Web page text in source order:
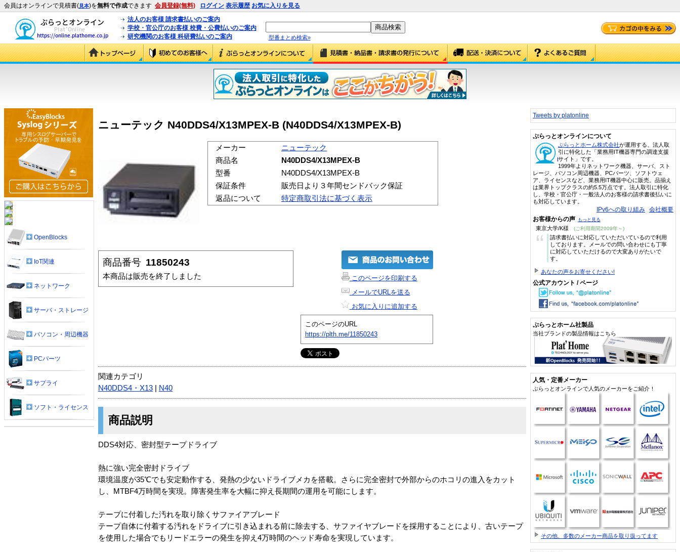
会員はオンラインで見積書(見本)を無料で作成できます 会員登録(無料) ログイン 表示履歴 お気に入りを見る
法人のお客様 請求書払いのご案内
学校・官公庁のお客様 校費・公費払いのご案内
研究機関のお客様 科研費払いのご案内
型番まとめ検索»
ニューテック N40DDS4/X13MPEX-B (N40DDS4/X13MPEX-B)
メーカー
ニューテック
商品名
N40DDS4/X13MPEX-B
型番
N40DDS4/X13MPEX-B
保証条件
販売日より３年間センドバック保証
返品について
特定商取引法に基づく表示
商品番号 11850243
本商品は販売を終了しました
このページを印刷する
メールでURLを送る
お気に入りに追加する
このページのURL
https://plth.me/11850243
関連カテゴリ
N40DDS4・X13
N40
商品説明
DDS4対応、密封型テープドライブ
熱に強い完全密封ドライブ
環境温度が35℃でも安定動作する、発熱の少ないドライブメカを搭載。さらに完全密封で外部からのホコリの進入をカット
し、MTBF4万時間を実現。障害発生率を大幅に抑え長期間の運用を可能にします。
テープに付着した汚れを取り除くサファイアブレード
テープ自体に付着する汚れをドライブに引き込まれる前に除去する、サファイヤブレードを採用することにより、古いテープ
を使用した場合でもリードエラーの発生を抑え4万時間のヘッド寿命を実現しています。
OpenBlocks
IoT関連
ネットワーク
サーバ・ストレージ
パソコン・周辺機器
PCパーツ
サプライ
ソフト・ライセンス
Tweets by platonline
ぷらっとオンラインについて
ぷらっとホーム株式会社が運用する、法人取
引に特化した「業務用IT機器専門の調達支援
サイト」です。
1999年よりネットワーク機器、サーバ、スト
レージ、パソコン周辺機器、PCパーツ、ソフトウェ
ア、ライセンスなど、業務用IT機器中心に販売。品揃え
は業界トップクラスの約5.5万点です。法人取引に特化
し、学校・官公庁・一般法人のお客様の請求書後払いに
も対応しています。
IPv6への取り組み 会社概要
お客様からの声 もっと見る
東京大学/K様 (ご利用期間2009年～)
“
請求書払いに対応していただいているので利用
しております。メールでの問い合わせにも丁寧
に対応していただけるので大変ありがたいで
す。
あなたの声をお寄せください!
公式アカウント / ページ
ぷらっとホーム社製品
当社ブランドの製品情報はこちら
人気・定番メーカー
ぷらっとオンラインで人気のメーカーをご紹介！
その他、多数のメーカー商品を取り扱ってます